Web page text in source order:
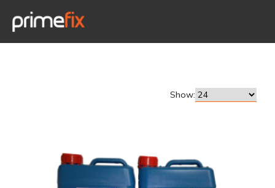
Show: